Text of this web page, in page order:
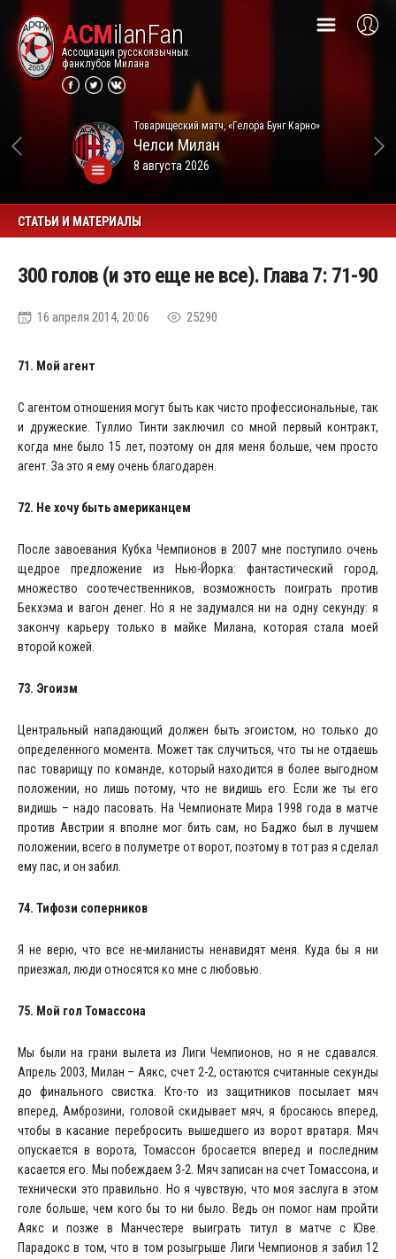
ACMilanFan
Ассоциация русскоязычных
фанклубов Милана
Товарищеский матч, «Гелора Бунг Карно»
ЧелсиМилан
8 августа 2026
СТАТЬИ И МАТЕРИАЛЫ
300 голов (и это еще не все). Глава 7: 71-90
16 апреля 2014, 20:06 25290
71. Мой агент
С агентом отношения могут быть как чисто профессиональные, так
и дружеские. Туллио Тинти заключил со мной первый контракт,
когда мне было 15 лет, поэтому он для меня больше, чем просто
агент. За это я ему очень благодарен.
72. Не хочу быть американцем
После завоевания Кубка Чемпионов в 2007 мне поступило очень
щедрое предложение из Нью-Йорка: фантастический город,
множество соотечественников, возможность поиграть против
Бекхэма и вагон денег. Но я не задумался ни на одну секунду: я
закончу карьеру только в майке Милана, которая стала моей
второй кожей.
73. Эгоизм
Центральный нападающий должен быть эгоистом, но только до
определенного момента. Может так случиться, что ты не отдаешь
пас товарищу по команде, который находится в более выгодном
положении, но лишь потому, что не видишь его. Если же ты его
видишь – надо пасовать. На Чемпионате Мира 1998 года в матче
против Австрии я вполне мог бить сам, но Баджо был в лучшем
положении, всего в полуметре от ворот, поэтому в тот раз я сделал
ему пас, и он забил.
74. Тифози соперников
Я не верю, что все не-миланисты ненавидят меня. Куда бы я ни
приезжал, люди относятся ко мне с любовью.
75. Мой гол Томассона
Мы были на грани вылета из Лиги Чемпионов, но я не сдавался.
Апрель 2003, Милан – Аякс, счет 2-2, остаются считанные секунды
до финального свистка. Кто-то из защитников посылает мяч
вперед, Амброзини, головой скидывает мяч, я бросаюсь вперед,
чтобы в касание перебросить вышедшего из ворот вратаря. Мяч
опускается в ворота, Томассон бросается вперед и последним
касается его. Мы побеждаем 3-2. Мяч записан на счет Томассона, и
технически это правильно. Но я чувствую, что моя заслуга в этом
голе больше, чем кого бы то ни было. Ведь он помог нам пройти
Аякс и позже в Манчестере выиграть титул в матче с Юве.
Парадокс в том, что в том розыгрыше Лиги Чемпионов я забил 12